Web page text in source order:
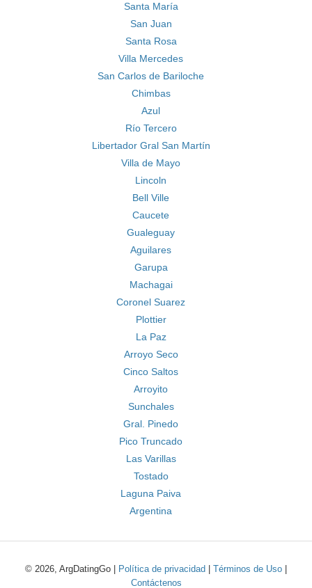
Santa María
San Juan
Santa Rosa
Villa Mercedes
San Carlos de Bariloche
Chimbas
Azul
Río Tercero
Libertador Gral San Martín
Villa de Mayo
Lincoln
Bell Ville
Caucete
Gualeguay
Aguilares
Garupa
Machagai
Coronel Suarez
Plottier
La Paz
Arroyo Seco
Cinco Saltos
Arroyito
Sunchales
Gral. Pinedo
Pico Truncado
Las Varillas
Tostado
Laguna Paiva
Argentina
© 2026, ArgDatingGo | Política de privacidad Términos de Uso
Contáctenos